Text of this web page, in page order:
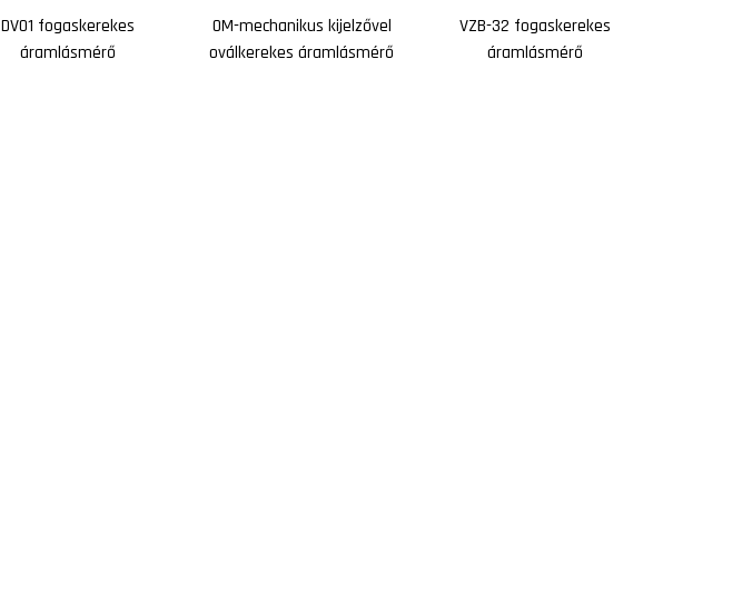
DV01 fogaskerekes
áramlásmérő
OM-mechanikus kijelzővel
oválkerekes áramlásmérő
VZB-32 fogaskerekes
áramlásmérő